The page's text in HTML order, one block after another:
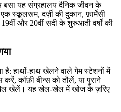
बसा यह संग्रहालय दैनिक जीवन के
स्कूलरूम, दर्ज़ी की दुकान, फ़ार्मेसी
और 20वीं सदी के शुरुआती वर्षों की
है: हाथों-हाथ खेलने वाले गेम स्टेशनों में
कॉफ़ी बीन्स को तौलें, या पुराने
खेलें। यह खेल-खेल में खोज के ज़रिए